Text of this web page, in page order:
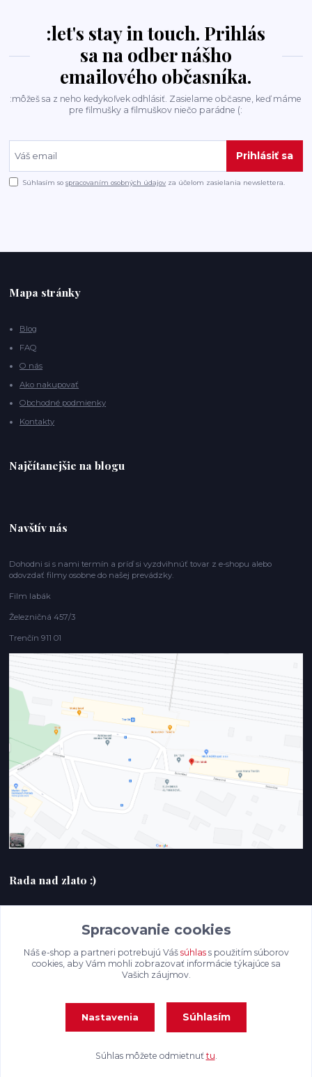
:let's stay in touch. Prihlás
sa na odber nášho
emailového občasníka.
:môžeš sa z neho kedykoľvek odhlásiť. Zasielame občasne, keď máme
pre filmušky a filmuškov niečo parádne (:
Prihlásiť sa
Súhlasím sospracovaním osobných údajov za účelom zasielania newslettera.
Mapa stránky
Blog
FAQ
O nás
Ako nakupovať
Obchodné podmienky
Kontakty
Najčítanejšie na blogu
Navštív nás
Dohodni si s nami termín a príď si vyzdvihnúť tovar z e-shopu alebo
odovzdať filmy osobne do našej prevádzky.
Film labák
Železničná 457/3
Trenčín 911 01
Rada nad zlato :)
filmlabak@gmail.com
Vytvorené na Eshop-rychlo.sk
Spracovanie cookies
Náš e-shop a partneri potrebujú Váš súhlass použitím súborov
cookies, aby Vám mohli zobrazovať informácie týkajúce sa
Vašich záujmov.
Nastavenia Súhlasím
Súhlas môžete odmietnuť tu